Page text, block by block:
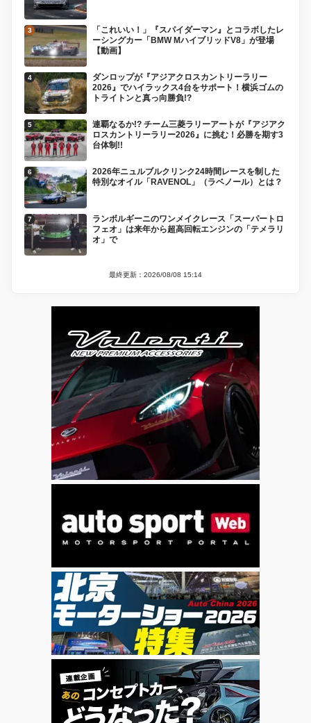
「これいい！」『スパイダーマン』とコラボしたレ
ーシングカー「BMW MハイブリッドV8」が登場
【動画】
ダンロップが『アジアクロスカントリーラリー
2026』でハイラックス4台をサポート！横浜ゴムの
トライトンと真っ向勝負!?
連覇なるか!? チーム三菱ラリーアートが『アジアク
ロスカントリーラリー2026』に挑む！必勝を期す3
台体制!!
2026年ニュルブルクリンク24時間レースを制した
特別なオイル「RAVENOL」（ラベノール）とは？
ランボルギーニのワンメイクレース「スーパートロ
フェオ」は来年から超高回転エンジンの「テメラリ
オ」で
最終更新：2026/08/08 15:14